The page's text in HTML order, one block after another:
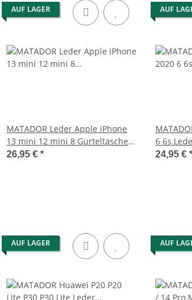
AUF LAGER
MATADOR Leder Apple iPhone
13 mini 12 mini 8 Gürteltasche
Schwarz
26,95 € *
AUF
6 6s
Braun
24,95 € *
AUF LAGER AUF